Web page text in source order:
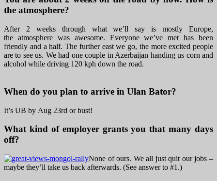
the atmosphere?
After 2 weeks through what we’ll say is mostly Europe,
the atmosphere was awesome. Everyone we’ve met has been
friendly and a half. The further east we go, the more excited people
are to see us. We had one couple in Azerbaijan handing us corn and
alcohol while driving 120 kph down the road.
When do you plan to arrive in Ulan Bator?
It’s UB by Aug 23rd or bust!
What kind of employer grants you that many days
off?
None of ours. We all just quit our jobs –
maybe they’ll take us back afterwards. (See answer to #1.)